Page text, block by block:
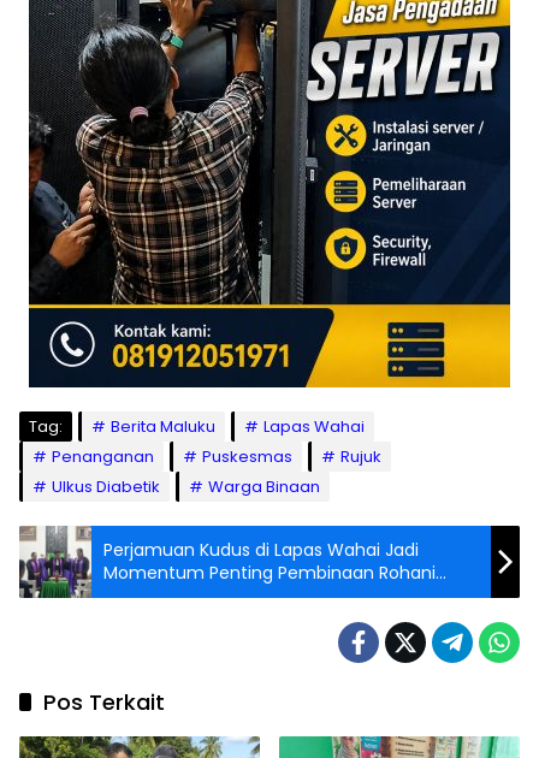
Tag: Berita Maluku
Lapas Wahai
Penanganan
Puskesmas
Rujuk
Ulkus Diabetik
Warga Binaan
Perjamuan Kudus di Lapas Wahai Jadi
Momentum Penting Pembinaan Rohani
Warga Binaan
Pos Terkait